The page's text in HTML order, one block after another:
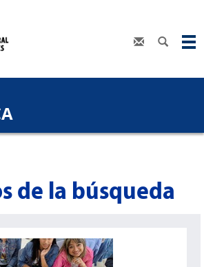
de la búsqueda